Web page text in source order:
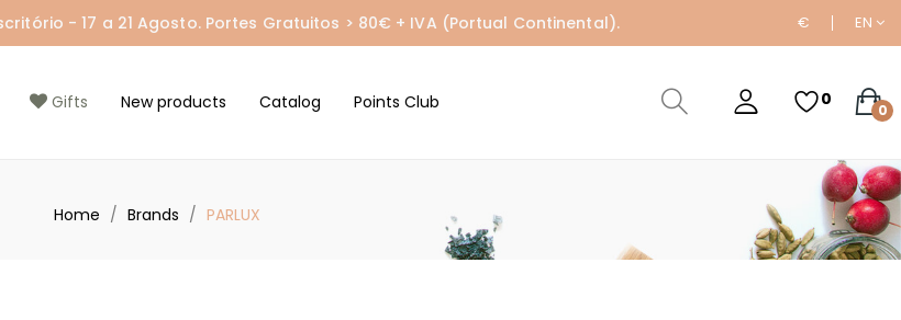
- 17 a 21 Agosto. Portes Gratuitos > 80€ + IVA (Portual Continental). € EN
Gifts New products Catalog Points Club 0
0
Home Brands PARLUX